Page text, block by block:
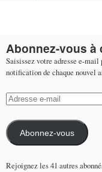
Abonnez-vous à
Saisissez votre adresse e-mail
notification de chaque nouvel
Adresse
e-
mail
Abonnez-vous
Rejoignez les 41 autres